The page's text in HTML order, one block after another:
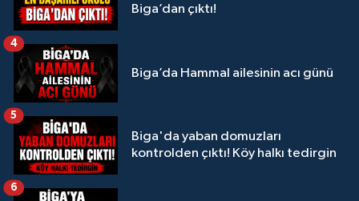
Biga’dan çıktı!
Biga’da Hammal ailesinin acı günü
4
Biga'da yaban domuzları
kontrolden çıktı! Köy halkı tedirgin
5
6